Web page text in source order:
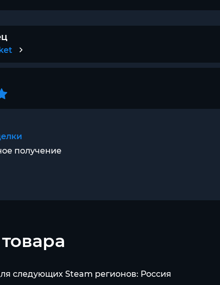
получение
следующих Steam регионов: Россия